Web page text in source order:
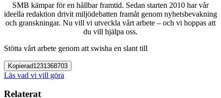
SMB kämpar för en hållbar framtid. Sedan starten 2010 har vår
ideella redaktion drivit miljödebatten framåt genom nyhetsbevakning
och granskningar. Nu vill vi utveckla vårt arbete – och vi hoppas att
du vill hjälpa oss.
Stötta vårt arbete genom att swisha en slant till
Kopierad1231368703
Läs vad vi vill göra
Relaterat